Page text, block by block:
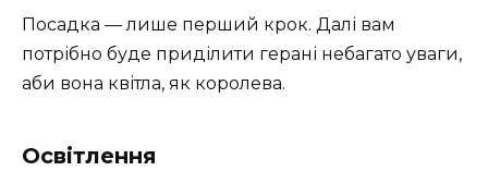
Посадка — лише перший крок. Далі вам
потрібно буде приділити герані небагато уваги,
аби вона квітла, як королева.
Освітлення